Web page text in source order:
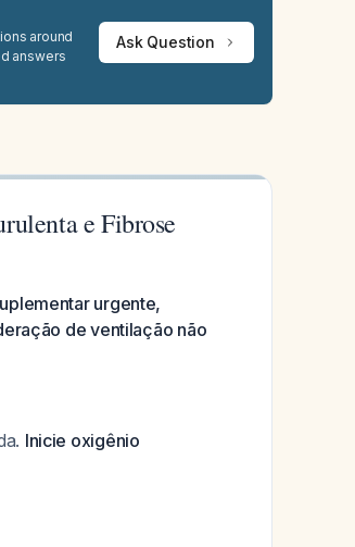
around
answers
Ask Question
e Fibrose
urgente,
de ventilação não
Inicie oxigênio